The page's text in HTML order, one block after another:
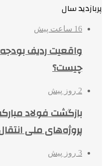
پربازدید سال
16 ساعت پیش
واقعیت ردیف بودجه
چیست؟
2 روز پیش
بازگشت فولاد
پروژه‌های ملی
3 روز پیش